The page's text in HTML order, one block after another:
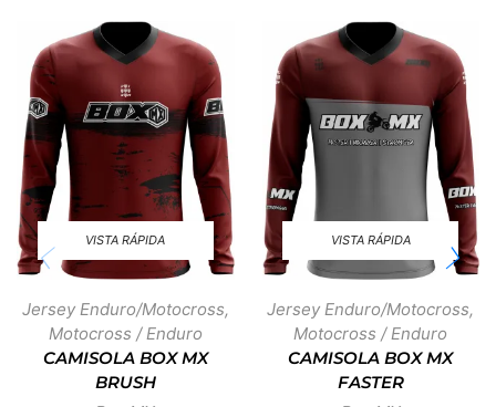
VISTA RÁPIDA
Jersey Enduro/Motocross,
Motocross / Enduro
CAMISOLA BOX MX
BRUSH
VISTA RÁPIDA
Jersey Enduro/Motocross,
Motocross / Enduro
CAMISOLA BOX MX
FASTER